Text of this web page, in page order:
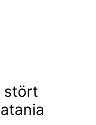
stört